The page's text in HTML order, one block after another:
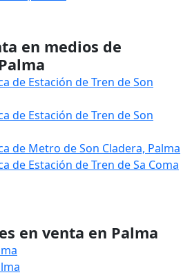
en medios de
de Estación de Tren de Son
de Estación de Tren de Son
de Metro de Son Cladera, Palma
de Estación de Tren de Sa Coma
en venta en Palma